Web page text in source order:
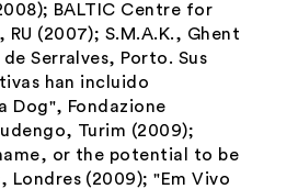
BALTIC Centre for
(2007); S.M.A.K., Ghent
Serralves, Porto. Sus
han incluido
Dog", Fondazione
Turim (2009);
or the potential to be
Londres (2009); "Em Vivo